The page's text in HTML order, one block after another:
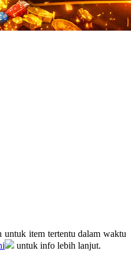
untuk item tertentu dalam waktu
untuk info lebih lanjut.